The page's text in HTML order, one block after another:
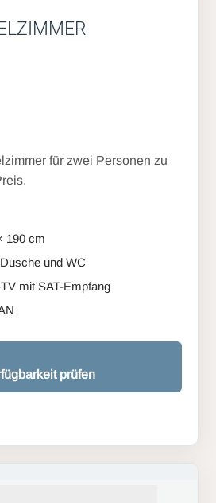
für zwei Personen zu
190 cm
und WC
mit SAT-Empfang
prüfen